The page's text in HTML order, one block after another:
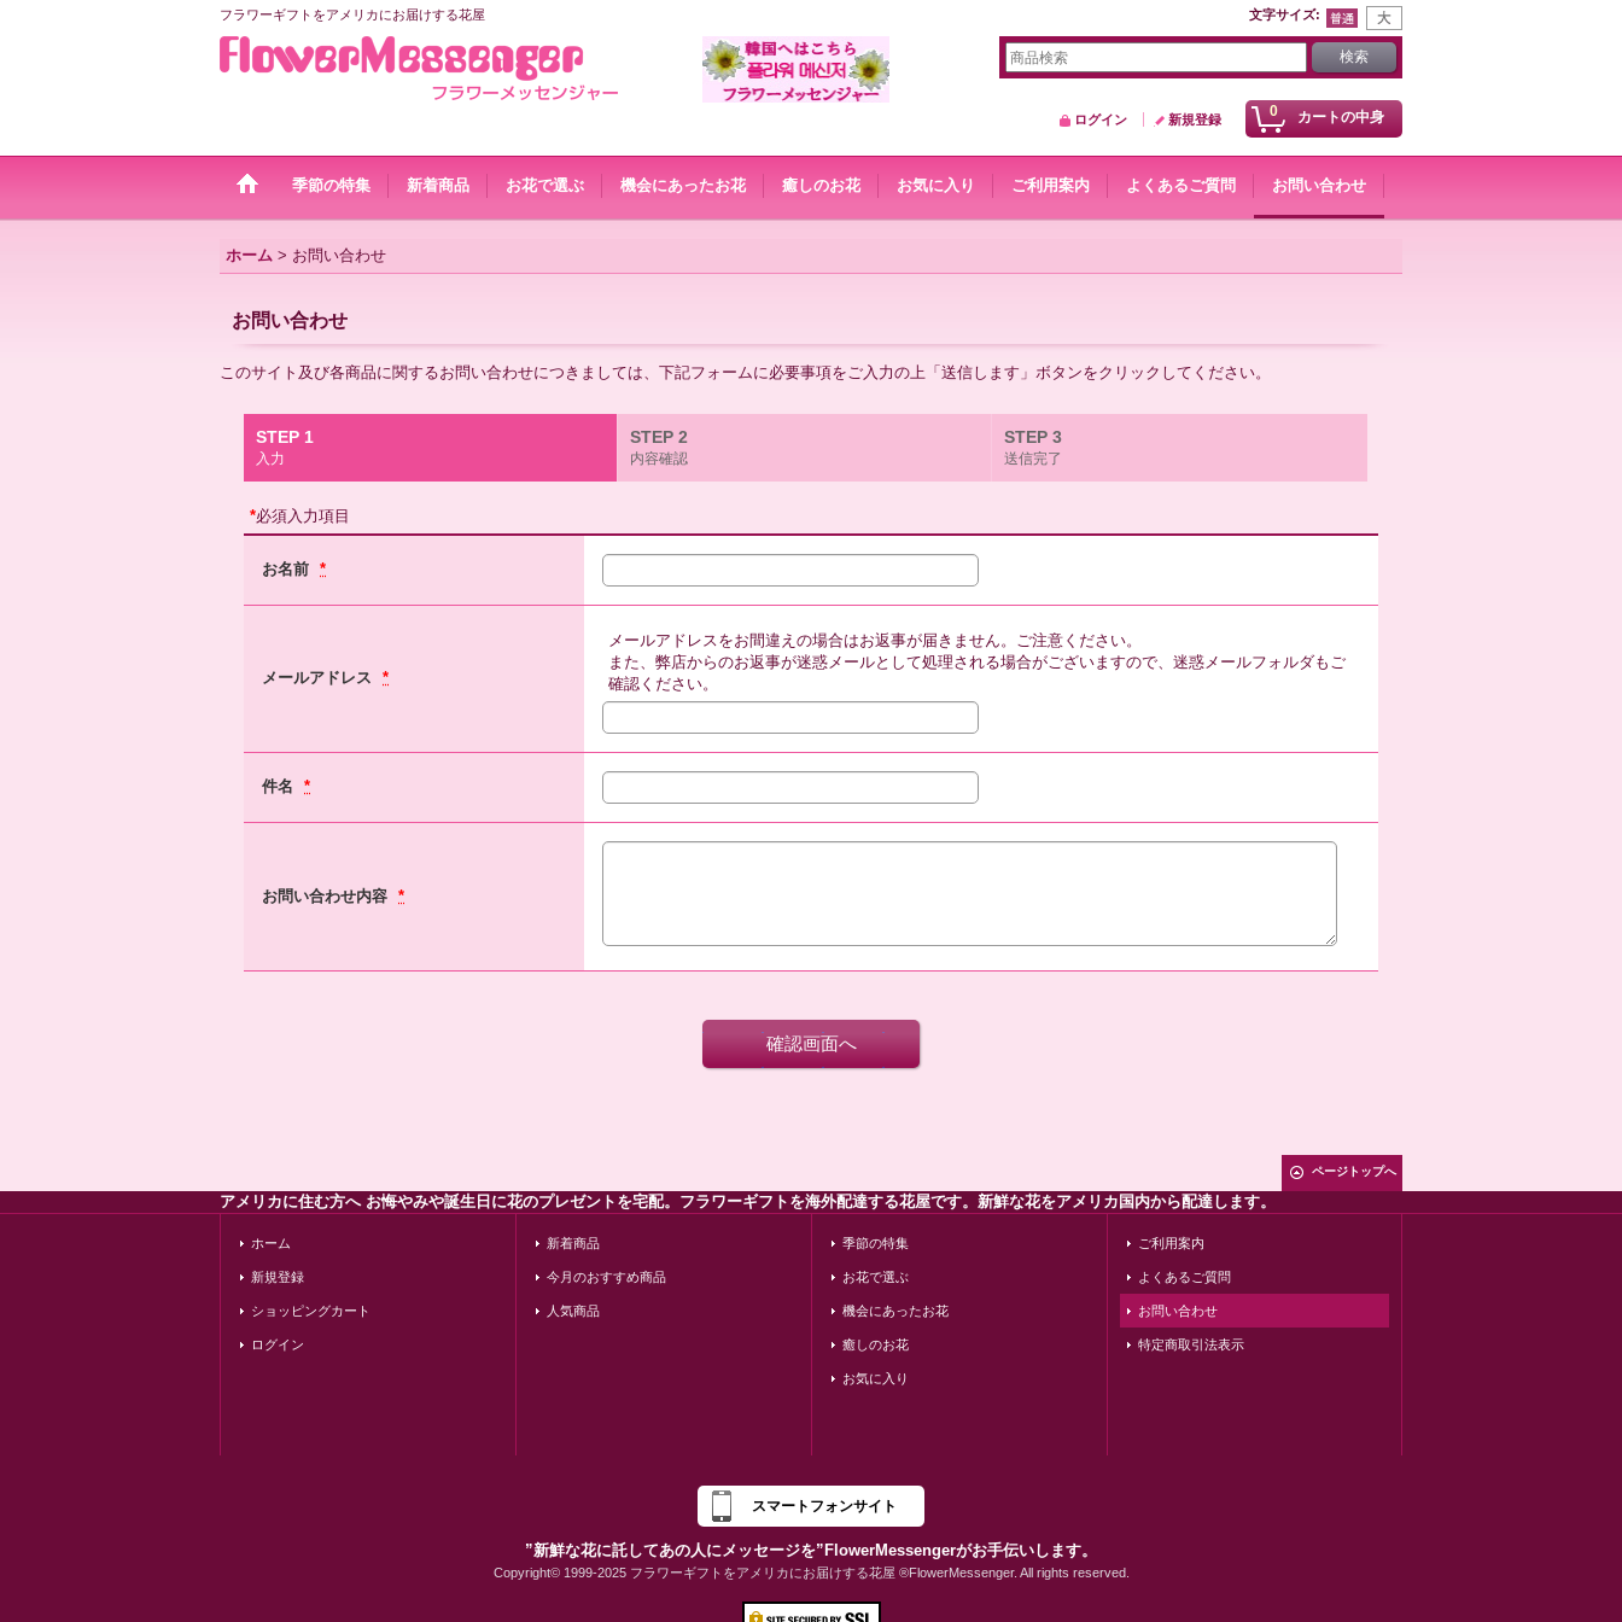
フラワーギフトをアメリカにお届けする花屋 文字サイズ:
0 カートの中身
ログイン 新規登録
季節の特集 新着商品 お花で選ぶ 機会にあったお花 癒しのお花 お気に入り ご利用案内 よくあるご質問 お問い合わせ
ホーム > お問い合わせ
お問い合わせ
このサイト及び各商品に関するお問い合わせにつきましては、下記フォームに必要事項をご入力の上「送信します」ボタンをクリックしてください。
STEP 1
入力
STEP 2
内容確認
STEP 3
送信完了
*必須入力項目
お名前 *
メールアドレス *
メールアドレスをお間違えの場合はお返事が届きません。ご注意ください。
また、弊店からのお返事が迷惑メールとして処理される場合がございますので、迷惑メールフォルダもご
確認ください。
件名 *
お問い合わせ内容 *
ページトップへ
アメリカに住む方へ お悔やみや誕生日に花のプレゼントを宅配。フラワーギフトを海外配達する花屋です。新鮮な花をアメリカ国内から配達します。
ホーム
新規登録
ショッピングカート
ログイン
新着商品
今月のおすすめ商品
人気商品
季節の特集
お花で選ぶ
機会にあったお花
癒しのお花
お気に入り
ご利用案内
よくあるご質問
お問い合わせ
特定商取引法表示
スマートフォンサイト
”新鮮な花に託してあの人にメッセージを”FlowerMessengerがお手伝いします。
Copyright© 1999-2025 フラワーギフトをアメリカにお届けする花屋 ®FlowerMessenger. All rights reserved.